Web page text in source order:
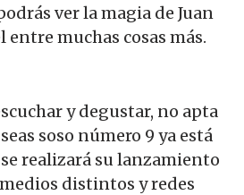
ver la magia de Juan
muchas cosas más.
y degustar, no apta
soso número 9 ya está
realizará su lanzamiento
distintos y redes